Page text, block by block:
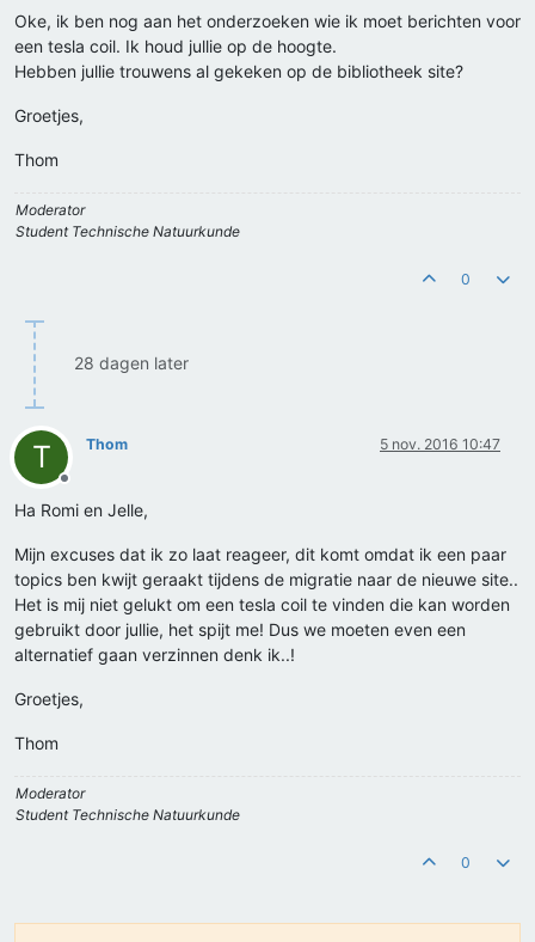
Oke, ik ben nog aan het onderzoeken wie ik moet berichten voor
een tesla coil. Ik houd jullie op de hoogte.
Hebben jullie trouwens al gekeken op de bibliotheek site?
Groetjes,
Thom
Moderator
Student Technische Natuurkunde
0
28 dagen later
T
Offline
Thom 5 nov. 2016 10:47
Ha Romi en Jelle,
Mijn excuses dat ik zo laat reageer, dit komt omdat ik een paar
topics ben kwijt geraakt tijdens de migratie naar de nieuwe site..
Het is mij niet gelukt om een tesla coil te vinden die kan worden
gebruikt door jullie, het spijt me! Dus we moeten even een
alternatief gaan verzinnen denk ik..!
Groetjes,
Thom
Moderator
Student Technische Natuurkunde
0